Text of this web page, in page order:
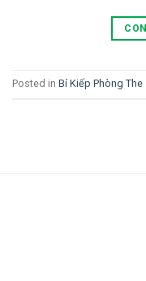
Posted in Bí Kiếp Phòng The